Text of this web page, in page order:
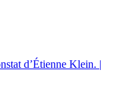
d’Étienne Klein. |